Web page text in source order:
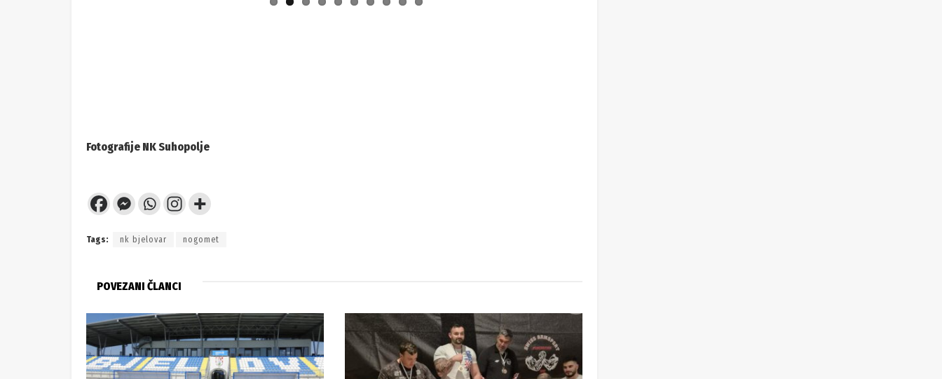
Tags: nk bjelovar nogomet
POVEZANI ČLANCI